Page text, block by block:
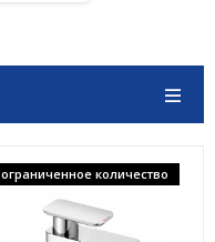
ограниченное количество